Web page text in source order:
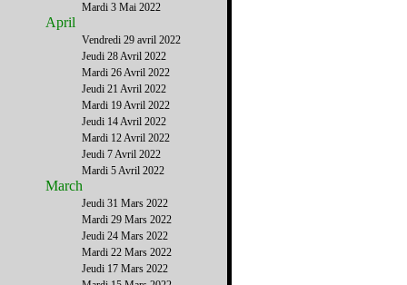
Mardi 3 Mai 2022
April
Vendredi 29 avril 2022
Jeudi 28 Avril 2022
Mardi 26 Avril 2022
Jeudi 21 Avril 2022
Mardi 19 Avril 2022
Jeudi 14 Avril 2022
Mardi 12 Avril 2022
Jeudi 7 Avril 2022
Mardi 5 Avril 2022
March
Jeudi 31 Mars 2022
Mardi 29 Mars 2022
Jeudi 24 Mars 2022
Mardi 22 Mars 2022
Jeudi 17 Mars 2022